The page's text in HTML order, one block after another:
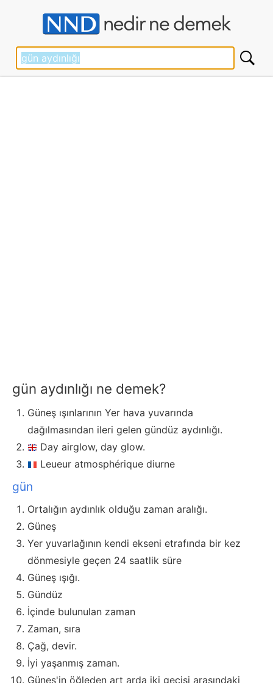
gün aydınlığı ne demek?
Güneş ışınlarının Yer hava yuvarında
dağılmasından ileri gelen gündüz aydınlığı.
Day airglow, day glow.
Leueur atmosphérique diurne
gün
Ortalığın aydınlık olduğu zaman aralığı.
Güneş
Yer yuvarlağının kendi ekseni etrafında bir kez
dönmesiyle geçen 24 saatlik süre
Güneş ışığı.
Gündüz
İçinde bulunulan zaman
Zaman, sıra
Çağ, devir.
İyi yaşanmış zaman.
Güneş'in öğleden art arda iki geçişi arasındaki